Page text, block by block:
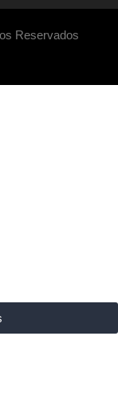
Reservados